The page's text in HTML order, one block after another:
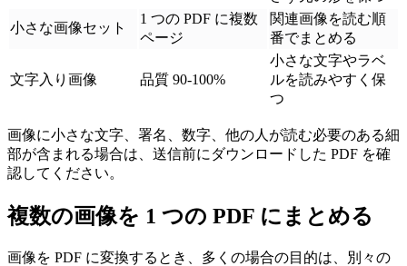
小さな画像セット
1 つの PDF に複数
ページ
関連画像を読む順
番でまとめる
文字入り画像 品質 90-100%
小さな文字やラベ
ルを読みやすく保
つ
画像に小さな文字、署名、数字、他の人が読む必要のある細
部が含まれる場合は、送信前にダウンロードした PDF を確
認してください。
複数の画像を 1 つの PDF にまとめる
画像を PDF に変換するとき、多くの場合の目的は、別々の